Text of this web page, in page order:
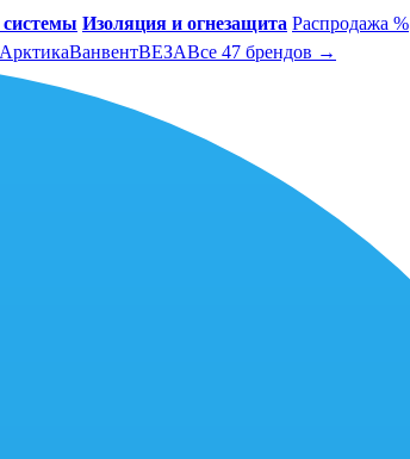
Изоляция и огнезащита Распродажа %
АрктикаВанвентВЕЗАВсе 47 брендов →